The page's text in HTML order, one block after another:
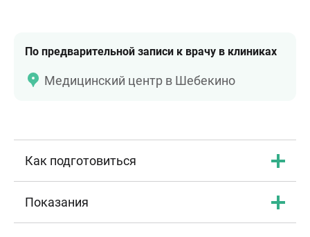
По предварительной записи к врачу в клиниках
Медицинский центр в Шебекино
Как подготовиться
Показания